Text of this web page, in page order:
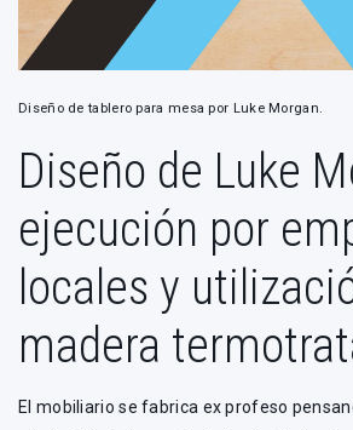
Diseño de tablero para mesa por Luke Morgan.
Diseño de Luke
ejecución por
locales y
madera
El mobiliario se fabrica ex profeso